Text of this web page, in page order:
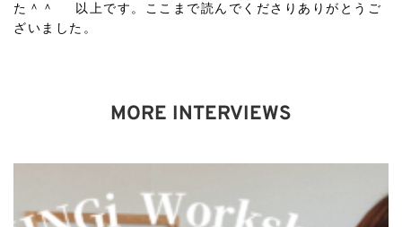
た＾＾ 以上です。ここまで読んでくださりありがとうご
ざいました。
MORE INTERVIEWS